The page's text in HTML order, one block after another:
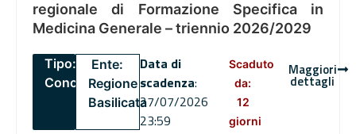
regionale di Formazione Specifica in
Medicina Generale – triennio 2026/2029
Tipo:
Concorsi
Ente:
Regione
Basilicata
Data di
scadenza:
27/07/2026
23:59
Scaduto
da:
12
giorni
Maggiori
dettagli